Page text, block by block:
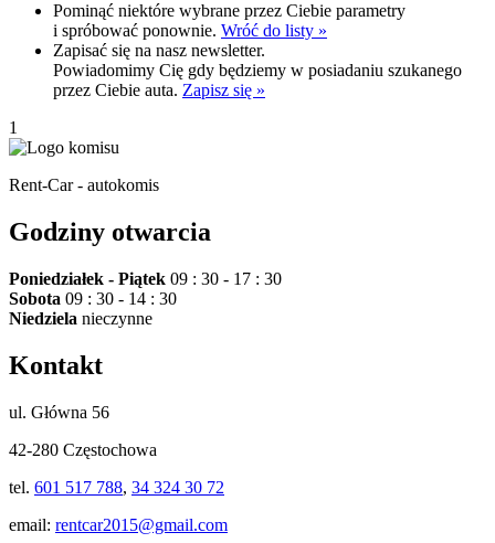
Pominąć niektóre wybrane przez Ciebie parametry
i spróbować ponownie. Wróć do listy »
Zapisać się na nasz newsletter.
Powiadomimy Cię gdy będziemy w posiadaniu szukanego
przez Ciebie auta. Zapisz się »
1
Rent-Car - autokomis
Godziny otwarcia
Poniedziałek - Piątek 09 : 30 - 17 : 30
Sobota 09 : 30 - 14 : 30
Niedziela nieczynne
Kontakt
ul. Główna 56
42-280 Częstochowa
tel. 601 517 788, 34 324 30 72
email: rentcar2015@gmail.com